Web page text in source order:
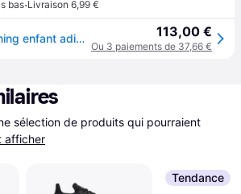
bas·Livraison 6,99 €
Chaussures de running enfant adidas Pureboost 23 - Vert 113,00 €
Ou 3 paiements de 37,66 €
sélection de produits qui pourraient
afficher
Tendance